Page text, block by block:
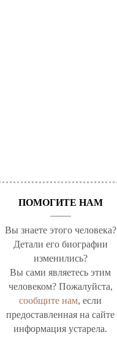
ПОМОГИТЕ НАМ
Вы знаете этого человека?
Детали его биографии
изменились?
Вы сами являетесь этим
человеком? Пожалуйста,
сообщите нам, если
предоставленная на сайте
информация устарела.